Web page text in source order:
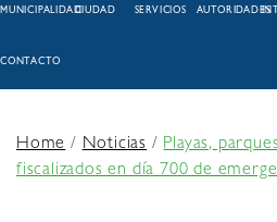
MUNICIPALIDADCIUDAD SERVICIOS AUTORIDADES
CONTACTO
Home/Noticias /Playas,
fiscalizados en día 700 de